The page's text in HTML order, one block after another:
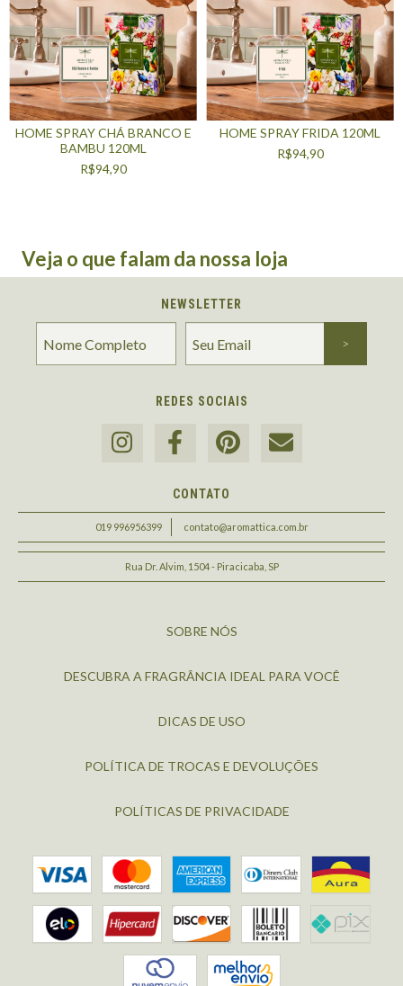
HOME SPRAY CHÁ BRANCO E
BAMBU 120ML
R$94,90
HOME SPRAY FRIDA 120ML
R$94,90
Veja o que falam da nossa loja
NEWSLETTER
REDES SOCIAIS
CONTATO
019 996956399 contato@aromattica.com.br
Rua Dr. Alvim, 1504 - Piracicaba, SP
SOBRE NÓS
DESCUBRA A FRAGRÂNCIA IDEAL PARA VOCÊ
DICAS DE USO
POLÍTICA DE TROCAS E DEVOLUÇÕES
POLÍTICAS DE PRIVACIDADE